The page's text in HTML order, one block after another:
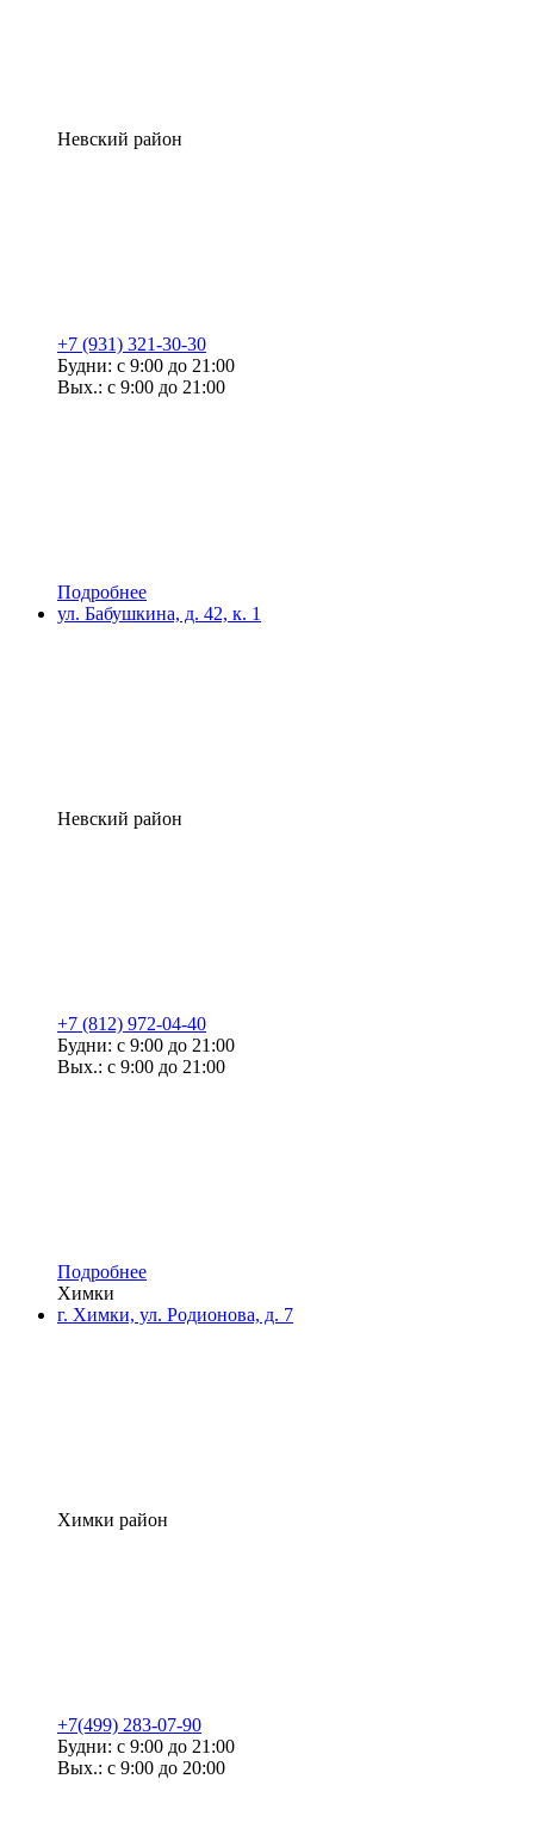
Невский район
+7 (931) 321-30-30
Будни: с 9:00 до 21:00
Вых.: с 9:00 до 21:00
Подробнее
ул. Бабушкина, д. 42, к. 1
Невский район
+7 (812) 972-04-40
Будни: с 9:00 до 21:00
Вых.: с 9:00 до 21:00
Подробнее
Химки
г. Химки, ул. Родионова, д. 7
Химки район
+7(499) 283-07-90
Будни: с 9:00 до 21:00
Вых.: с 9:00 до 20:00